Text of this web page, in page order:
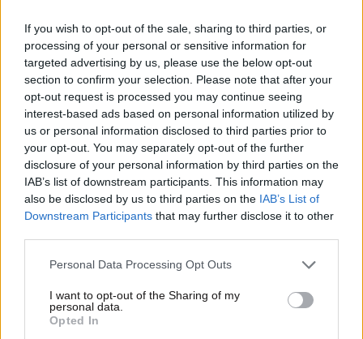
If you wish to opt-out of the sale, sharing to third parties, or
processing of your personal or sensitive information for
targeted advertising by us, please use the below opt-out
section to confirm your selection. Please note that after your
opt-out request is processed you may continue seeing
interest-based ads based on personal information utilized by
us or personal information disclosed to third parties prior to
your opt-out. You may separately opt-out of the further
disclosure of your personal information by third parties on the
IAB’s list of downstream participants. This information may
also be disclosed by us to third parties on the IAB’s List of
Downstream Participants that may further disclose it to other
Please note that this website/app uses one or more Google
not limited to your visit or usage behaviour. You may click to
grant or deny consent to Google and its third-party tags to
use your data for below specified purposes in below Google
Personal Data Processing Opt Outs
I want to opt-out of the Sharing of my
personal data.
Opted In
«Action Τώρα»: Πότε επιστρέφουν η Ντόρα
Κουτροκόη και ο Γιώργος Γρηγοριάδης
και μάθετε πρώτοι όλες τις ειδήσεις